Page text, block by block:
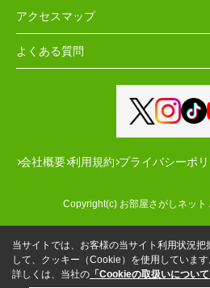
アクセスマップ
よくある質問
会社概要 利用規約 プライバシーポ
Copyright(c) お部屋さがしネッ
当サイトでは、お客様の当サイト利用状況把
して、クッキー（Cookie）を使用しています
詳しくは、当社の 「Cookieの取扱いについて